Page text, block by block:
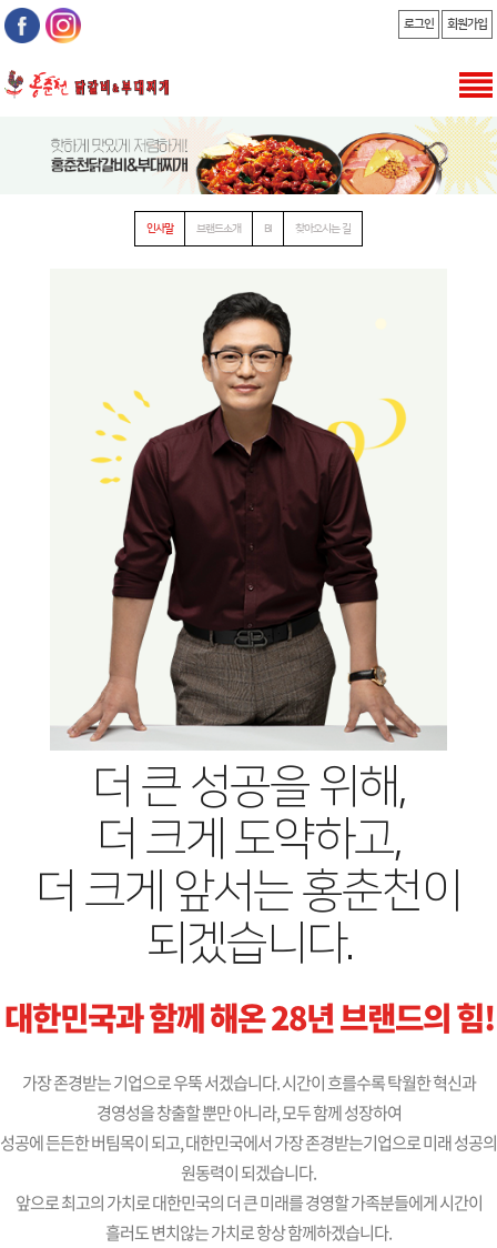
로그인 회원가입
인사말 브랜드소개 BI 찾아오시는 길
더 큰 성공을 위해,
더 크게 도약하고,
더 크게 앞서는 홍춘천이
되겠습니다.
대한민국과 함께 해온 28년 브랜드의 힘!
가장 존경받는 기업으로 우뚝 서겠습니다. 시간이 흐를수록 탁월한 혁신과
경영성을 창출할 뿐만 아니라, 모두 함께 성장하여
성공에 든든한 버팀목이 되고, 대한민국에서 가장 존경받는기업으로 미래 성공의
원동력이 되겠습니다.
앞으로 최고의 가치로 대한민국의 더 큰 미래를 경영할 가족분들에게 시간이
흘러도 변치않는 가치로 항상 함께하겠습니다.